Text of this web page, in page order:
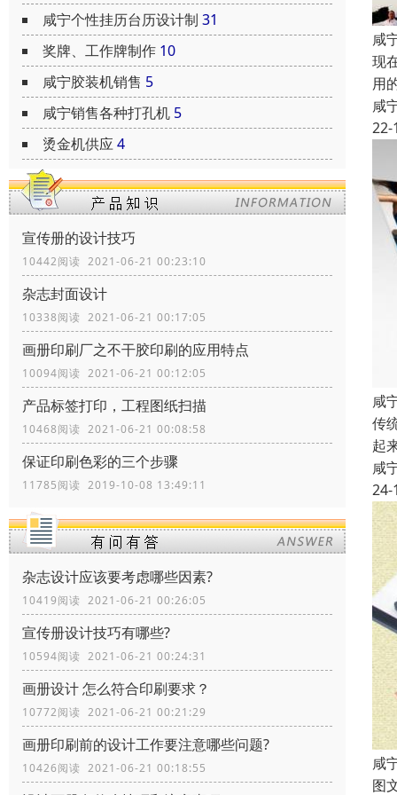
咸宁个性挂历台历设计制 31
奖牌、工作牌制作 10
咸宁胶装机销售 5
咸宁销售各种打孔机 5
烫金机供应4
宣传册的设计技巧
10442阅读 2021-06-21 00:23:10
杂志封面设计
10338阅读 2021-06-21 00:17:05
画册印刷厂之不干胶印刷的应用特点
10094阅读 2021-06-21 00:12:05
产品标签打印，工程图纸扫描
10468阅读 2021-06-21 00:08:58
保证印刷色彩的三个步骤
11785阅读 2019-10-08 13:49:11
杂志设计应该要考虑哪些因素?
10419阅读 2021-06-21 00:26:05
宣传册设计技巧有哪些?
10594阅读 2021-06-21 00:24:31
画册设计 怎么符合印刷要求？
10772阅读 2021-06-21 00:21:29
画册印刷前的设计工作要注意哪些问题?
10426阅读 2021-06-21 00:18:55
咸
现
用
咸
22-
咸
传
起
咸
24-
咸
图